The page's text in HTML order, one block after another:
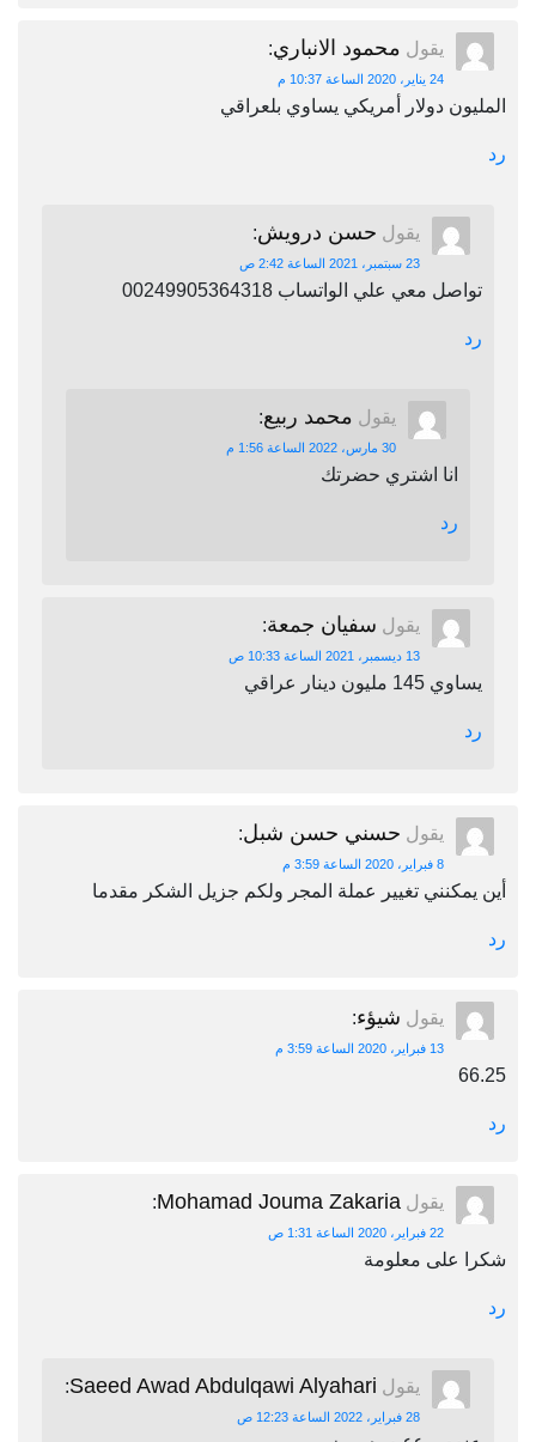
يقول محمود الانباري:
24 يناير، 2020 الساعة 10:37 م
المليون دولار أمريكي يساوي بلعراقي
رد
يقول حسن درويش:
23 سبتمبر، 2021 الساعة 2:42 ص
تواصل معي علي الواتساب 00249905364318
رد
يقول محمد ربيع:
30 مارس، 2022 الساعة 1:56 م
انا اشتري حضرتك
رد
يقول سفيان جمعة:
13 ديسمبر، 2021 الساعة 10:33 ص
يساوي 145 مليون دينار عراقي
رد
يقول حسني حسن شبل:
8 فبراير، 2020 الساعة 3:59 م
أين يمكنني تغيير عملة المجر ولكم جزيل الشكر مقدما
رد
يقول شيؤء:
13 فبراير، 2020 الساعة 3:59 م
66.25
رد
يقول Mohamad Jouma Zakaria
:
22 فبراير، 2020 الساعة 1:31 ص
شكرا على معلومة
رد
يقول Saeed Awad Abdulqawi Alyahari
:
28 فبراير، 2022 الساعة 12:23 ص